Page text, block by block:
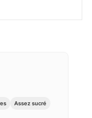
Assez sucré